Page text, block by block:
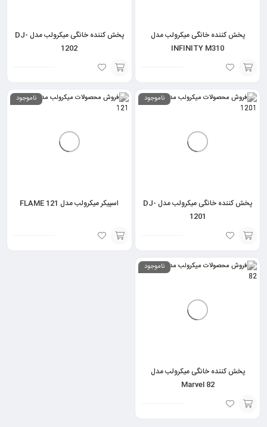
پخش کننده خانگی میکرولب مدل
INFINITY M310
گزینه
پخش کننده خانگی میکرولب مدل DJ-
1202
گزینه
ناموجود
پخش کننده خانگی میکرولب مدل DJ-
1201
گزینه
ناموجود
اسپیکر میکرولب مدل FLAME 121
ناموجود
پخش کننده خانگی میکرولب مدل
Marvel 82